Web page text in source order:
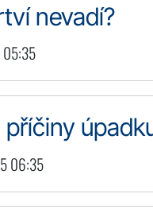
nevadí?
05:35
příčiny
06:35